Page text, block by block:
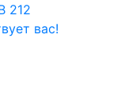
212
вас!